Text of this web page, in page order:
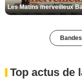
Top actus de